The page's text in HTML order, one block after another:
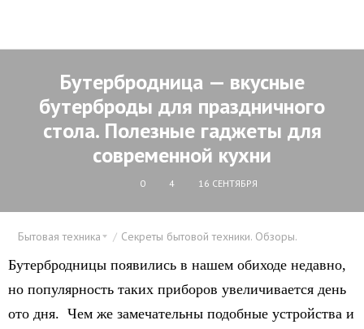
Бутербродница — вкусные
бутерброды для праздничного
стола. Полезные гаджеты для
современной кухни
0 4 16 СЕНТЯБРЯ
Бытовая техника Секреты бытовой техники. Обзоры.
Бутербродницы появились в нашем обиходе недавно,
но популярность таких приборов увеличивается день
ото дня. Чем же замечательны подобные устройства и